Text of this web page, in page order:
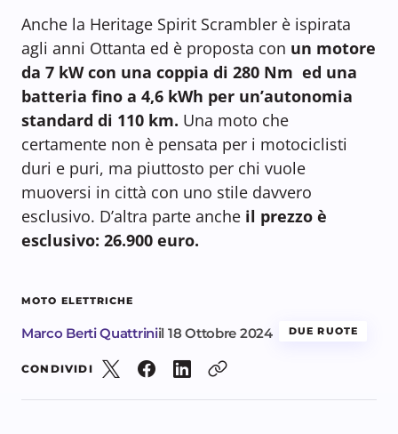
Anche la Heritage Spirit Scrambler è ispirata
agli anni Ottanta ed è proposta con un motore
da 7 kW con una coppia di 280 Nm ed una
batteria fino a 4,6 kWh per un’autonomia
standard di 110 km. Una moto che
certamente non è pensata per i motociclisti
duri e puri, ma piuttosto per chi vuole
muoversi in città con uno stile davvero
esclusivo. D’altra parte anche il prezzo è
esclusivo: 26.900 euro.
MOTO ELETTRICHE
Marco Berti Quattriniil 18 Ottobre 2024 DUE RUOTE
CONDIVIDI